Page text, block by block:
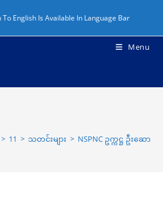
English Is Available In Language Bar
Menu
> 11 > သတင်းများ > NSPNC ဥက္ကဋ္ဌ ဦးဆ